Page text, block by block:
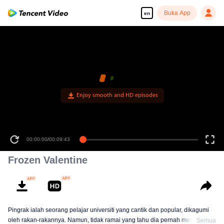
en Buka App
Enjoy smooth and HD episodes
00:00:00/00:09:43
Frozen Valentine
Pingrak ialah seorang pelajar universiti yang cantik dan popular, dikagumi
oleh rakan-rakannya. Namun, tidak ramai yang tahu dia pernah menjadiSemua